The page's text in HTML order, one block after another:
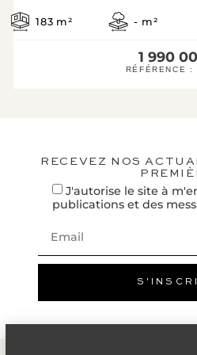
183 m² - m²
1 990
RÉFÉRENCE :
RECEVEZ NOS
J'autorise le site à
publications et des